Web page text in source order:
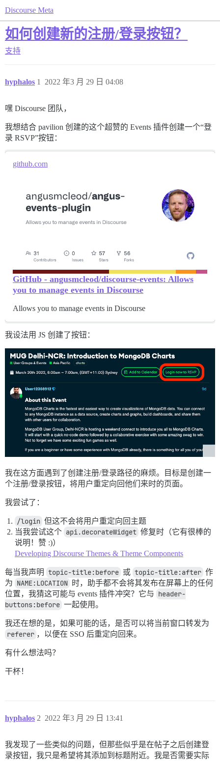
Discourse Meta
如何创建新的注册/登录按钮？
支持
hyphalos 2022 年3 月 29 日 04:08
1
嘿 Discourse 团队，
我想结合 pavilion 创建的这个超赞的 Events 插件创建一个“登
录 RSVP”按钮：
github.com
GitHub - angusmcleod/discourse-events: Allows
you to manage events in Discourse
Allows you to manage events in Discourse
我设法用 JS 创建了按钮：
我在这方面遇到了创建注册/登录路径的麻烦。目标是创建一
个注册/登录按钮，将用户重定向回他们来时的页面。
我尝试了：
/login 但这不会将用户重定向回主题
当我尝试这个 api.decorateWidget 修复时（它有很棒的
说明！赞 :)）
Developing Discourse Themes & Theme Components
每当我声明 topic-title:before 或 topic-title:after 作
为 NAME:LOCATION 时，助手都不会将其发布在屏幕上的任何
位置，我猜这可能与 events 插件冲突？它与 header-
buttons:before 一起使用。
我还在想的是，如果可能的话，是否可以将当前窗口转发为
referer ，以便在 SSO 后重定向回来。
有什么想法吗？
干杯！
hyphalos 2022 年3 月 29 日 13:41
2
我发现了一些类似的问题，但那些似乎是在帖子之后创建登
录按钮，我只是希望将其添加到标题附近。我是否需要实际